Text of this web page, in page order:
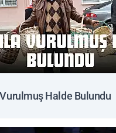
Halde Bulundu